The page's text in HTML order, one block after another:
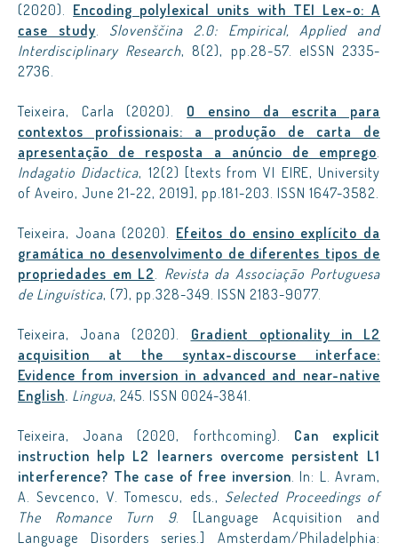
(2020). Encoding polylexical units with TEI Lex-o: A
case study. Slovenščina 2.0: Empirical, Applied and
Interdisciplinary Research, 8(2), pp.28-57. eISSN 2335-
2736.
Teixeira, Carla (2020). O ensino da escrita para
contextos profissionais: a produção de carta de
apresentação de resposta a anúncio de emprego.
Indagatio Didactica, 12(2) [texts from VI EIRE, University
of Aveiro, June 21-22, 2019], pp.181-203. ISSN 1647-3582.
Teixeira, Joana (2020). Efeitos do ensino explícito da
gramática no desenvolvimento de diferentes tipos de
propriedades em L2. Revista da Associação Portuguesa
de Linguística, (7), pp.328-349. ISSN 2183-9077.
Teixeira, Joana (2020). Gradient optionality in L2
acquisition at the syntax-discourse interface:
Evidence from inversion in advanced and near-native
English. Lingua, 245. ISSN 0024-3841.
Teixeira, Joana (2020, forthcoming). Can explicit
instruction help L2 learners overcome persistent L1
interference? The case of free inversion. In: L. Avram,
A. Sevcenco, V. Tomescu, eds., Selected Proceedings of
The Romance Turn 9. [Language Acquisition and
Language Disorders series.] Amsterdam/Philadelphia: